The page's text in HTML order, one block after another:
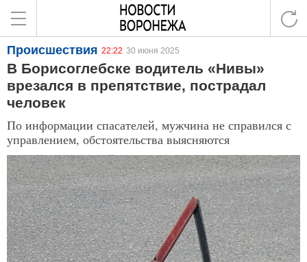
Происшествия 22:22 30 июня 2025
В Борисоглебске водитель «Нивы»
врезался в препятствие, пострадал
человек
По информации спасателей, мужчина не справился с
управлением, обстоятельства выясняются